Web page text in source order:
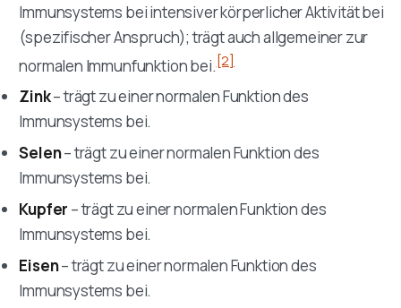
Immunsystems bei intensiver körperlicher Aktivität bei
(spezifischer Anspruch); trägt auch allgemeiner zur
normalen Immunfunktion bei.[2]
Zink– trägt zu einer normalen Funktion des
Immunsystems bei.
Selen– trägt zu einer normalen Funktion des
Immunsystems bei.
Kupfer – trägt zu einer normalen Funktion des
Immunsystems bei.
Eisen– trägt zu einer normalen Funktion des
Immunsystems bei.